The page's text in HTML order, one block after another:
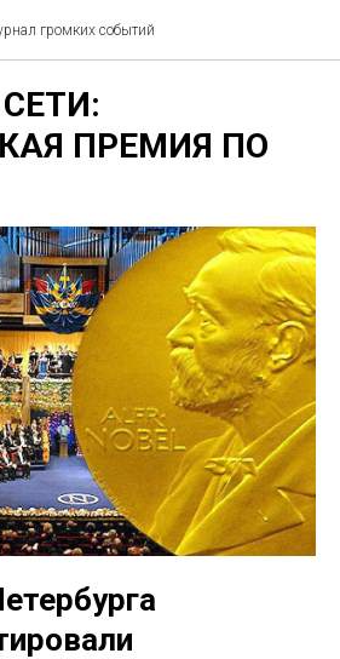
громких событий
ПРЕМИЯ ПО